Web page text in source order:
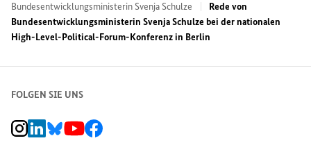
Bundesentwicklungsministerin Svenja Schulze
Rede von
Bundesentwicklungsministerin Svenja Schulze bei der nationalen
High-Level-Political-Forum-Konferenz in Berlin
FOLGEN SIE UNS
BMZ Instagram-Kanal, Externer Link
BMZ LinkedIn Unternehmensseite, Externer Link
BMZ Bluesky-Seite, Externer Link
BMZ Youtube-Kanal, Externer Link
BMZ Facebook-Seite, Externer Link